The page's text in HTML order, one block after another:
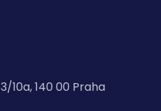
10a, 140 00 Praha